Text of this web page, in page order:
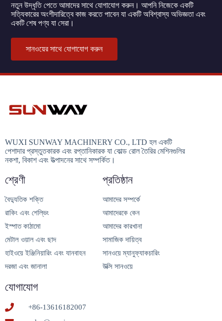
নতুন উদ্ধৃতি পেতে আমাদের সাথে যোগাযোগ করুন। আপনি নিজেকে একটি
সত্যিকারের অংশীদারিত্বে কাজ করতে পাবেন যা একটি অবিশ্বাস্য অভিজ্ঞতা এবং
একটি শেষ পণ্য যা সেরা।
সানওয়ের সাথে যোগাযোগ করুন
WUXI SUNWAY MACHINERY CO., LTD হল একটি
পেশাদার প্রস্তুতকারক এবং রপ্তানিকারক যা কোল্ড রোল তৈরির মেশিনগুলির
নকশা, বিকাশ এবং উত্পাদনের সাথে সম্পর্কিত।
শ্রেণী
বৈদ্যুতিক শক্তি
রাকিং এবং শেল্ভিং
ইস্পাত কাঠামো
মেটাল ওয়াল এবং ছাদ
হাইওয়ে ইঞ্জিনিয়ারিং এবং যানবাহন
দরজা এবং জানালা
প্রতিষ্ঠান
আমাদের সম্পর্কে
আমাদেরকে কেন
আমাদের কারখানা
সামাজিক দায়িত্ব
সানওয়ে ম্যানুফ্যাকচারিং
উক্সি সানওয়ে
যোগাযোগ
+86-13616182007